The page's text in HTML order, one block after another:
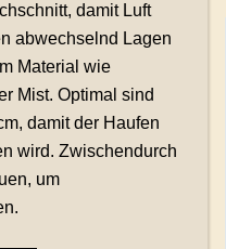
damit Luft
abwechselnd Lagen
Material wie
Mist. Optimal sind
damit der Haufen
wird. Zwischendurch
um